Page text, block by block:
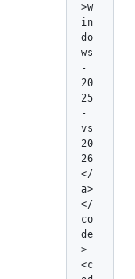
>w
in
do
ws
-
20
25
-
vs
20
26
</
a>
</
co
de
>
<c